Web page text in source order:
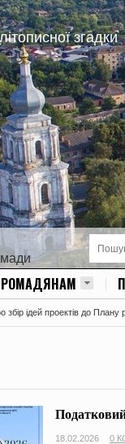
згадки
ідей проектів до Плану
18.02.2026 0